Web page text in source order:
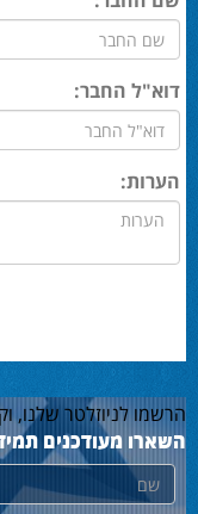
דוא"ל החבר:
הערות:
הרשמו לניוזלטר שלנו,
השארו מעודכנים
שם